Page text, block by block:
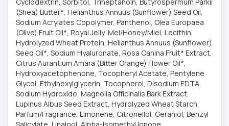
(Shea) Butter*, Helianthus Annuus (Sunflower) Seed Oil,
Sodium Acrylates Copolymer, Panthenol, Olea Europaea
(Olive) Fruit Oil*, Royal Jelly, Mel/Honey/Miel, Lecithin,
Hydrolyzed Wheat Protein, Helianthus Annuus (Sunflower)
Seed Oil*, Sodium Hyaluronate, Rosa Canina Fruit* Extract,
Citrus Aurantium Amara (Bitter Orange) Flower Oil*,
Hydroxyacetophenone, Tocopheryl Acetate, Pentylene
Glycol, Ethylhexylglycerin, Tocopherol, Disodium EDTA,
Sodium Hydroxide, Magnolia Officinalis Bark Extract,
Lupinus Albus Seed Extract, Hydrolyzed Wheat Starch,
Parfum/Fragrance, Limonene, Citronellol, Geraniol, Benzyl